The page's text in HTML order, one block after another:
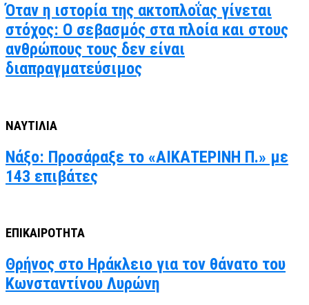
Όταν η ιστορία της ακτοπλοΐας γίνεται
στόχος: Ο σεβασμός στα πλοία και στους
ανθρώπους τους δεν είναι
διαπραγματεύσιμος
ΝΑΥΤΙΛΙΑ
Νάξο: Προσάραξε το «ΑΙΚΑΤΕΡΙΝΗ Π.» με
143 επιβάτες
ΕΠΙΚΑΙΡΟΤΗΤΑ
Θρήνος στο Ηράκλειο για τον θάνατο του
Κωνσταντίνου Λυρώνη